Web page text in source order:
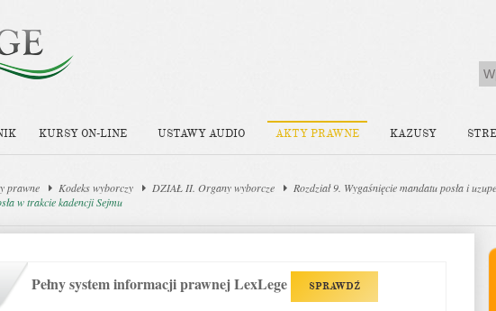
KURSY ON-LINE USTAWY AUDIO AKTY PRAWNE KAZUSY
prawne Kodeks wyborczy DZIAŁ II. Organy wyborcze
Rozdział 9. Wygaśnięcie mandatu posła i
w trakcie kadencji Sejmu
Pełny system informacji prawnej LexLege SPRAWDŹ